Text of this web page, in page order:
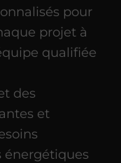
pour
projet à
qualifiée
des
et
énergétiques